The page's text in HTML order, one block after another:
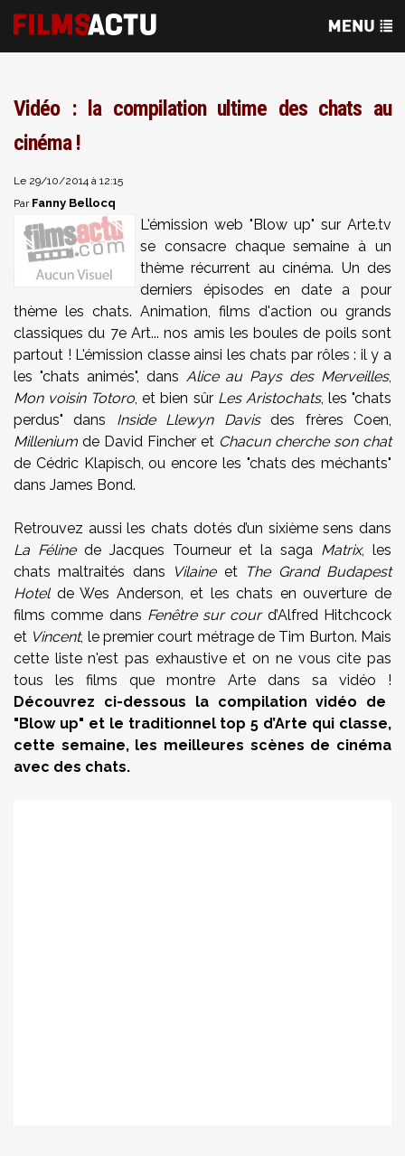
Vidéo : la compilation ultime des chats au
cinéma !
Le 29/10/2014 à 12:15
Par Fanny Bellocq
L'émission web "Blow up" sur Arte.tv
se consacre chaque semaine à un
thème récurrent au cinéma. Un des
derniers épisodes en date a pour
thème les chats. Animation, films d'action ou grands
classiques du 7e Art... nos amis les boules de poils sont
partout ! L'émission classe ainsi les chats par rôles : il y a
les "chats animés", dans Alice au Pays des Merveilles,
Mon voisin Totoro, et bien sûr Les Aristochats, les "chats
perdus" dans Inside Llewyn Davisdes frères Coen,
Millenium de David Fincher et Chacun cherche son chat
de Cédric Klapisch, ou encore les "chats des méchants"
dans James Bond.
Retrouvez aussi les chats dotés d’un sixième sens dans
La Félinede Jacques Tourneur et la saga Matrix, les
chats maltraités dans
Vilaineet The Grand Budapest
Hotelde Wes Anderson, et les chats en ouverture de
films comme dans Fenêtre sur courd’Alfred Hitchcock
et Vincent, le premier court métrage de Tim Burton. Mais
cette liste n'est pas exhaustive et on ne vous cite pas
tous les films que montre Arte dans sa vidéo !
Découvrez ci-dessous la compilation vidéo de
"Blow up" et le traditionnel top 5 d’Arte qui classe,
cette semaine, les meilleures scènes de cinéma
avec des chats.